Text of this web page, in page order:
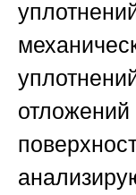
отложений